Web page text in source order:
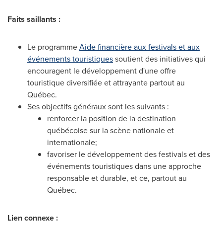
Faits saillants :
Le programmeAide financière aux festivals et aux
événements touristiquessoutient des initiatives qui
encouragent le développement d'une offre
touristique diversifiée et attrayante partout au
Québec.
Ses objectifs généraux sont les suivants :
renforcer la position de la destination
québécoise sur la scène nationale et
internationale;
favoriser le développement des festivals et des
événements touristiques dans une approche
responsable et durable, et ce, partout au
Québec.
Lien connexe :